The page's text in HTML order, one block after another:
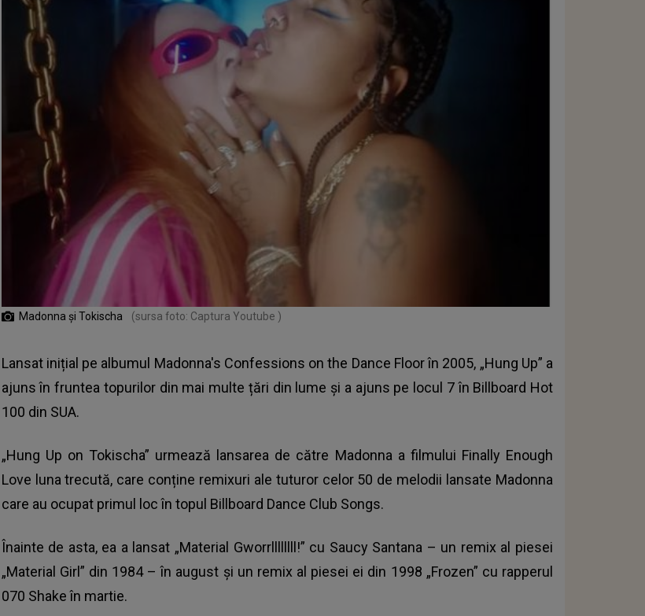
Madonna și Tokischa (sursa foto: Captura Youtube )
Lansat inițial pe albumul Madonna's Confessions on the Dance Floor în 2005, „Hung Up” a
ajuns în fruntea topurilor din mai multe țări din lume și a ajuns pe locul 7 în Billboard Hot
100 din SUA.
„Hung Up on Tokischa” urmează lansarea de către Madonna a filmului Finally Enough
Love luna trecută, care conține remixuri ale tuturor celor 50 de melodii lansate Madonna
care au ocupat primul loc în topul Billboard Dance Club Songs.
Înainte de asta, ea a lansat „Material Gworrllllllll!” cu Saucy Santana – un remix al piesei
„Material Girl” din 1984 – în august și un remix al piesei ei din 1998 „Frozen” cu rapperul
070 Shake în martie.